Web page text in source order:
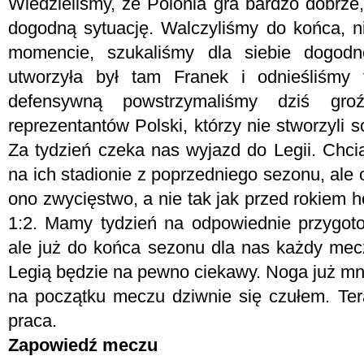
dogodną sytuację. Walczyliśmy do końca,
momencie, szukaliśmy dla siebie
utworzyła był tam Franek i
defensywną powstrzymaliśmy dziś
reprezentantów Polski, którzy nie stworzyli
Za tydzień czeka nas wyjazd do Legii.
na ich stadionie z poprzedniego sezonu, ale
ono zwycięstwo, a nie tak jak przed rokiem
1:2. Mamy tydzień na odpowiednie
ale już do końca sezonu dla nas każdy
Legią będzie na pewno ciekawy. Noga już
na początku meczu dziwnie się czułem.
praca.
Zapowiedź meczu